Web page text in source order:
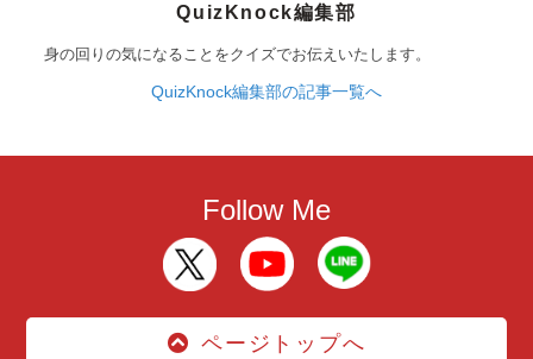
QuizKnock編集部
身の回りの気になることをクイズでお伝えいたします。
QuizKnock編集部の記事一覧へ
Follow Me
ページトップへ